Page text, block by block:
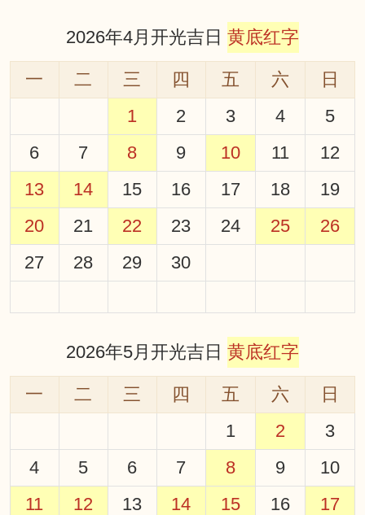
2026年4月开光吉日 黄底红字
一 二 三 四 五 六
日
1
2 3 4
5
6
7 8 9 10 11
12
13
14 15 16 17 18
19
20
21 22 23 24 25
26
27
28 29 30
2026年5月开光吉日 黄底红字
一 二 三 四 五 六
日
1
2
3
4
5 6 7 8 9
10
11
12 13 14 15 16
17